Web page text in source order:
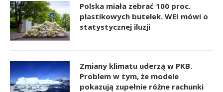
Polska miała zebrać 100 proc.
plastikowych butelek. WEI mówi o
statystycznej iluzji
Zmiany klimatu uderzą w PKB.
Problem w tym, że modele
pokazują zupełnie różne rachunki